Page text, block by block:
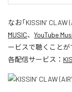
なお「KISSIN' CLAW
MUSIC、 YouTube
ービスで聴くことが
各配信サービス：